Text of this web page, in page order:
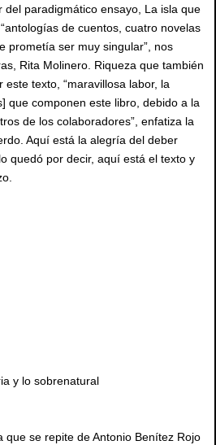
del paradigmático ensayo, La isla que
de cuentos, cuatro novelas
prometía ser muy singular”, nos
Rita Molinero. Riqueza que también
texto, “maravillosa labor, la
que componen este libro, debido a la
de los colaboradores”, enfatiza la
Aquí está la alegría del deber
quedó por decir, aquí está el texto y
y lo sobrenatural
que se repite de Antonio Benítez Rojo